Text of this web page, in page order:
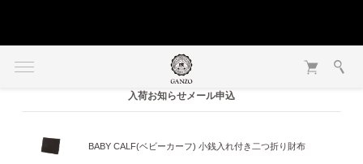
入荷お知らせメール申込
BABY CALF(ベビーカーフ) 小銭入れ付き二つ折り財布